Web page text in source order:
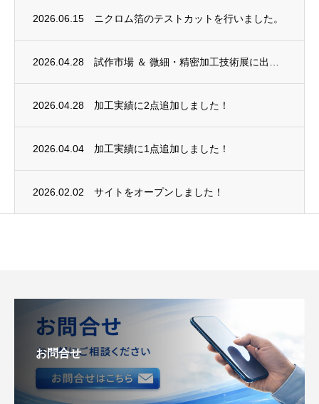
2026.06.15 ニクロム箔のテストカットを行いました。
2026.04.28
2026.04.28 加工実績に2点追加しました！
2026.04.04 加工実績に1点追加しました！
2026.02.02 サイトをオープンしました！
お問合せ